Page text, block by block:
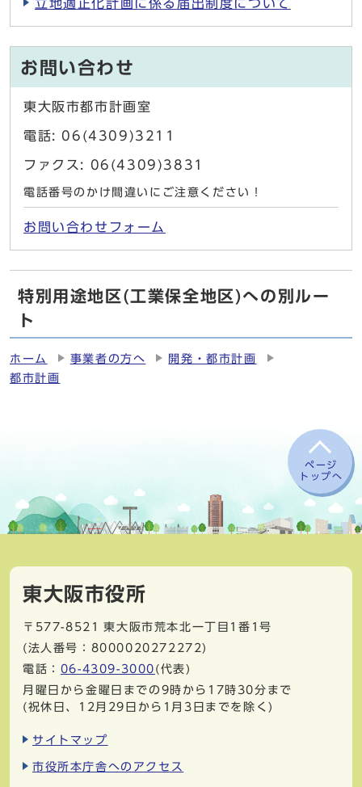
立地適正化計画に係る届出制度について
お問い合わせ
東大阪市都市計画室
電話: 06(4309)3211
ファクス: 06(4309)3831
電話番号のかけ間違いにご注意ください！
お問い合わせフォーム
特別用途地区(工業保全地区)への別ルー
ト
ホーム 事業者の方へ
開発・都市計画
都市計画
ページ
トップへ
東大阪市役所
〒577-8521
東大阪市荒本北一丁目1番1号
(法人番号：8000020272272)
電話： 06-4309-3000 (代表)
月曜日から金曜日までの9時から17時30分まで
(祝休日、12月29日から1月3日までを除く)
サイトマップ
市役所本庁舎へのアクセス